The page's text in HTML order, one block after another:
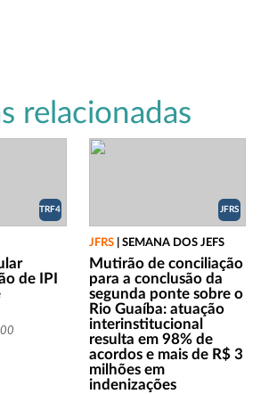
relacionadas
TRF4
de IPI
JFRS
JFRS| SEMANA DOS JEFS
Mutirão de conciliação
para a conclusão da
segunda ponte sobre o
Rio Guaíba: atuação
interinstitucional
resulta em 98% de
acordos e mais de R$ 3
milhões em
indenizações